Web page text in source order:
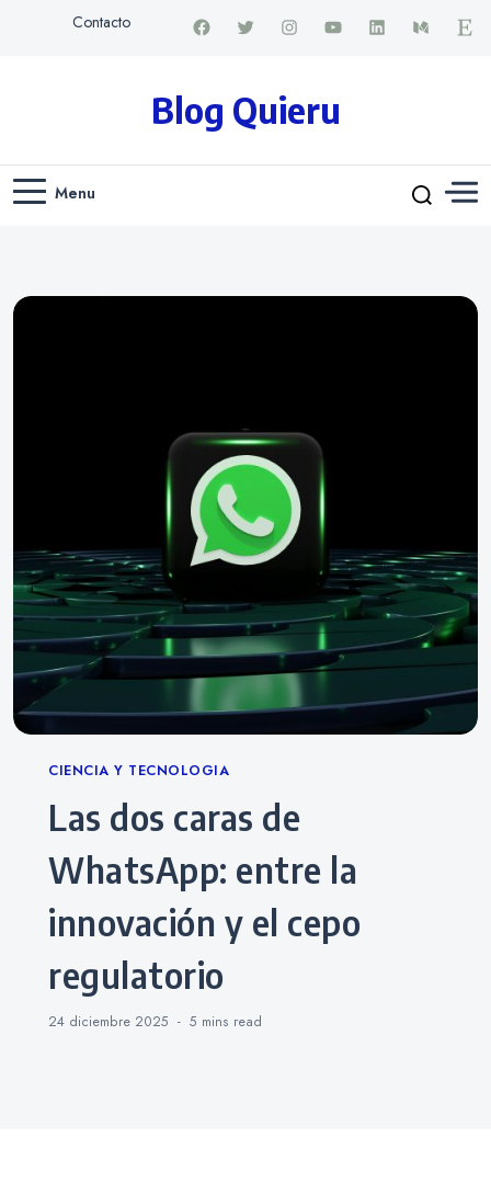
Contacto
Blog Quieru
Menu
Categories
CIENCIA Y TECNOLOGIA
Las dos caras de
WhatsApp: entre la
innovación y el cepo
regulatorio
24 diciembre 2025 5 mins read